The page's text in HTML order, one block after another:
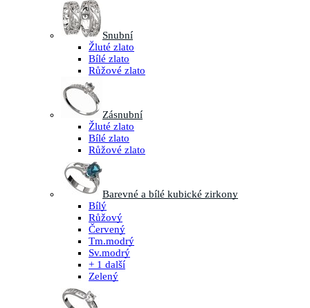
Snubní
Žluté zlato
Bílé zlato
Růžové zlato
Zásnubní
Žluté zlato
Bílé zlato
Růžové zlato
Barevné a bílé kubické zirkony
Bílý
Růžový
Červený
Tm.modrý
Sv.modrý
+ 1 další
Zelený